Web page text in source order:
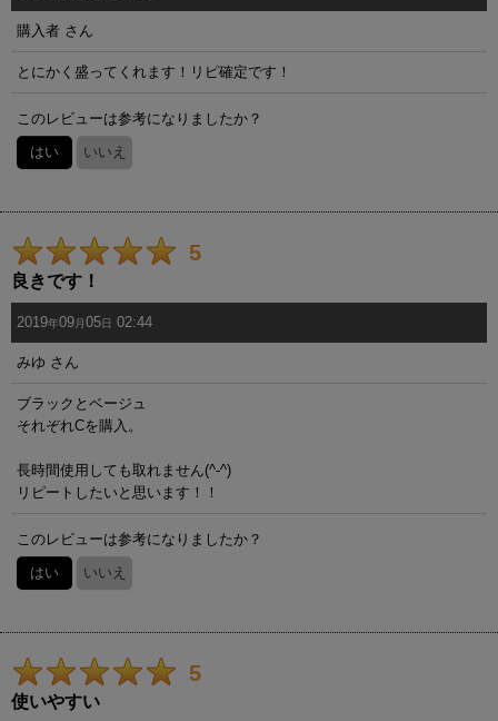
購入者 さん
とにかく盛ってくれます！リピ確定です！
このレビューは参考になりましたか？
はい いいえ
5
良きです！
2019年09月 05日 02:44
みゆ さん
ブラックとベージュ
それぞれCを購入。
長時間使用しても取れません(^-^)
リピートしたいと思います！！
このレビューは参考になりましたか？
はい いいえ
5
使いやすい